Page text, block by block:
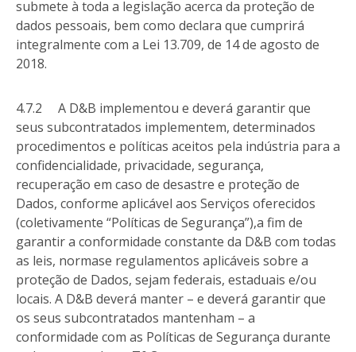
submete à toda a legislação acerca da proteção de
dados pessoais, bem como declara que cumprirá
integralmente com a Lei 13.709, de 14 de agosto de
2018.
4.7.2 A D&B implementou e deverá garantir que
seus subcontratados implementem, determinados
procedimentos e políticas aceitos pela indústria para a
confidencialidade, privacidade, segurança,
recuperação em caso de desastre e proteção de
Dados, conforme aplicável aos Serviços oferecidos
(coletivamente “Políticas de Segurança”),a fim de
garantir a conformidade constante da D&B com todas
as leis, normase regulamentos aplicáveis sobre a
proteção de Dados, sejam federais, estaduais e/ou
locais. A D&B deverá manter – e deverá garantir que
os seus subcontratados mantenham – a
conformidade com as Políticas de Segurança durante